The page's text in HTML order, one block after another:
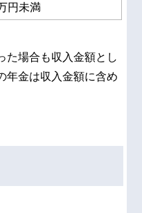
円未満
た場合も収入金額とし
年金は収入金額に含め